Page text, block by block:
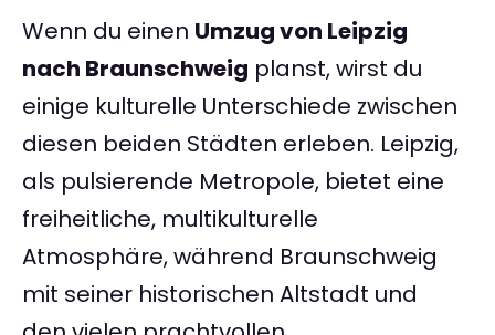
Wenn du einen Umzug von Leipzig
nach Braunschweig planst, wirst du
einige kulturelle Unterschiede zwischen
diesen beiden Städten erleben. Leipzig,
als pulsierende Metropole, bietet eine
freiheitliche, multikulturelle
Atmosphäre, während Braunschweig
mit seiner historischen Altstadt und